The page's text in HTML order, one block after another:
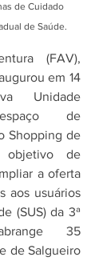
de Cuidado
de Saúde.
(FAV),
em 14
Unidade
de
Shopping de
objetivo de
a oferta
aos usuários
(SUS) da 3ª
35
de Salgueiro